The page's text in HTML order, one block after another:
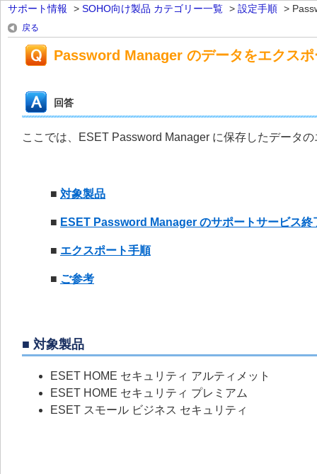
サポート情報 > SOHO向け製品 カテゴリー一覧 > 設定手順 >
戻る
Password Manager のデータをエクス
回答
ここでは、ESET Password Manager に保存したデータ
■ 対象製品
■ ESET Password Manager のサポートサービス終
■ エクスポート手順
■ ご参考
■ 対象製品
ESET HOME セキュリティ アルティメット
ESET HOME セキュリティ プレミアム
ESET スモール ビジネス セキュリティ